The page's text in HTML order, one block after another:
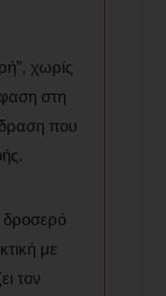
χωρίς
στη
που
δροσερό
με
τον